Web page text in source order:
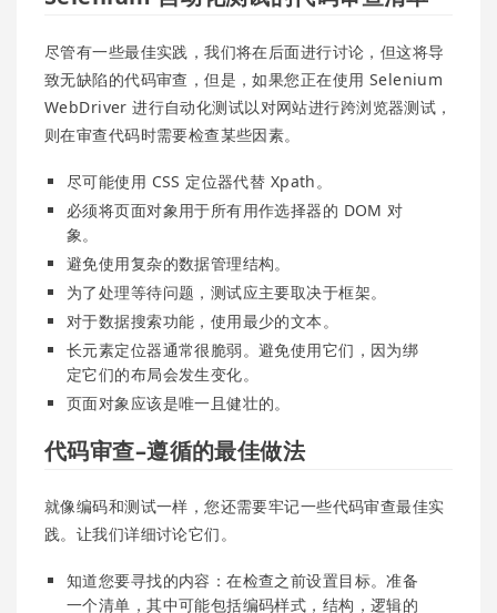
尽管有一些最佳实践，我们将在后面进行讨论，但这将导
致无缺陷的代码审查，但是，如果您正在使用 Selenium
WebDriver 进行自动化测试以对网站进行跨浏览器测试，
则在审查代码时需要检查某些因素。
尽可能使用 CSS 定位器代替 Xpath。
必须将页面对象用于所有用作选择器的 DOM 对
象。
避免使用复杂的数据管理结构。
为了处理等待问题，测试应主要取决于框架。
对于数据搜索功能，使用最少的文本。
长元素定位器通常很脆弱。避免使用它们，因为绑
定它们的布局会发生变化。
页面对象应该是唯一且健壮的。
代码审查–遵循的最佳做法
就像编码和测试一样，您还需要牢记一些代码审查最佳实
践。让我们详细讨论它们。
知道您要寻找的内容：在检查之前设置目标。准备
一个清单，其中可能包括编码样式，结构，逻辑的